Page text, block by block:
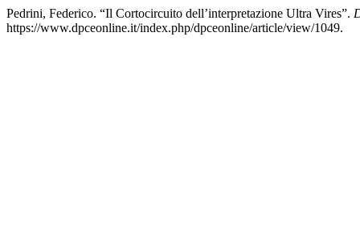
Pedrini, Federico. “Il Cortocircuito dell’interpretazione Ultra Vires”.
https://www.dpceonline.it/index.php/dpceonline/article/view/1049.